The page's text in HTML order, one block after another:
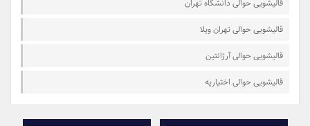
قالیشویی حوالی دانشگاه تهران
قالیشویی حوالی تهران ویلا
قالیشویی حوالی آرژانتین
قالیشویی حوالی اختیاریه